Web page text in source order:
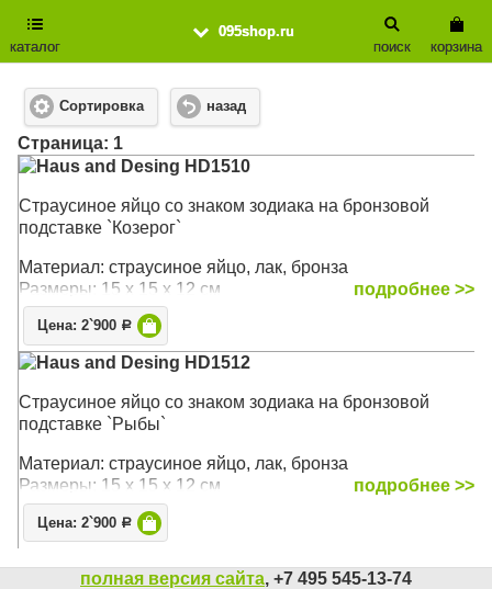
095shop.ru
каталог
корзина
поиск
Сортировка назад
Cтраница: 1
Haus and Desing HD1510
Страусиное яйцо со знаком зодиака на бронзовой
подставке `Козерог`
Материал: cтраусиное яйцо, лак, бронза
Размеры: 15 х 15 х 12 см
подробнее >>
Цена: 2`900 Р
Haus and Desing HD1512
Страусиное яйцо со знаком зодиака на бронзовой
подставке `Рыбы`
Материал: cтраусиное яйцо, лак, бронза
Размеры: 15 х 15 х 12 см
подробнее >>
Цена: 2`900 Р
полная версия сайта, +7 495 545-13-74